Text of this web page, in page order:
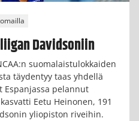
Davidsoniin
suomalaistulokkaiden
täydentyy taas yhdellä
Espanjassa pelannut
Eetu Heinonen, 191
yliopiston riveihin.